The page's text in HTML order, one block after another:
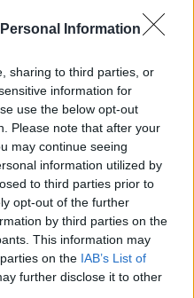
Information
sharing to third parties, or
information for
use the below opt-out
Please note that after your
may continue seeing
information utilized by
to third parties prior to
opt-out of the further
by third parties on the
This information may
on the IAB’s List of
further disclose it to other
vagy akár a
általában a meglevő
okozta tüneteket
jódhiány fokozza a
problémád lehet
Ginseng,